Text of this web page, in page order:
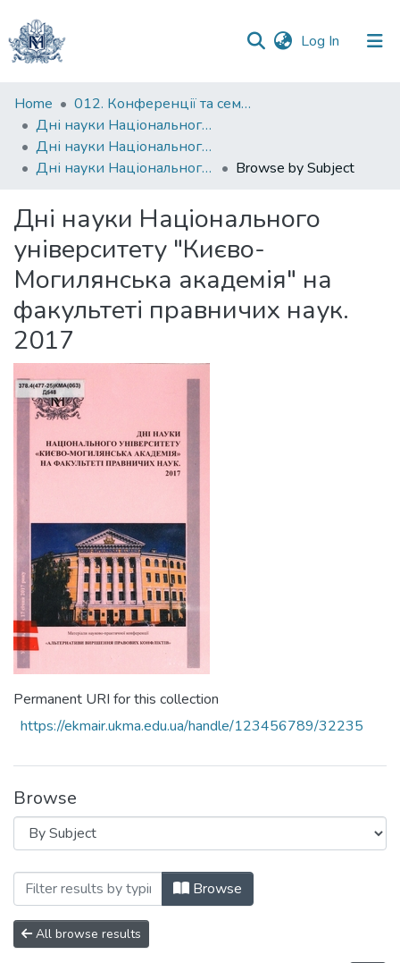
Log In (current)
Communities
&
Collections
All of DSpace
Home
012. Конференції та семінари НаУКМА
Дні науки Національного університету "Києво-Могилянська академія"
Дні науки Національного університету "Києво-Могилянська академія" на факультеті правничих наук
Дні науки Національного університету "Києво-Могилянська академія" на факультеті правничих наук. 2017
Browse by Subject
Дні науки Національного
університету "Києво-
Могилянська академія" на
факультеті правничих наук.
2017
Permanent URI for this collection
https://ekmair.ukma.edu.ua/handle/123456789/32235
Browse
Browsing Дні науки Національного
Browse
All browse results